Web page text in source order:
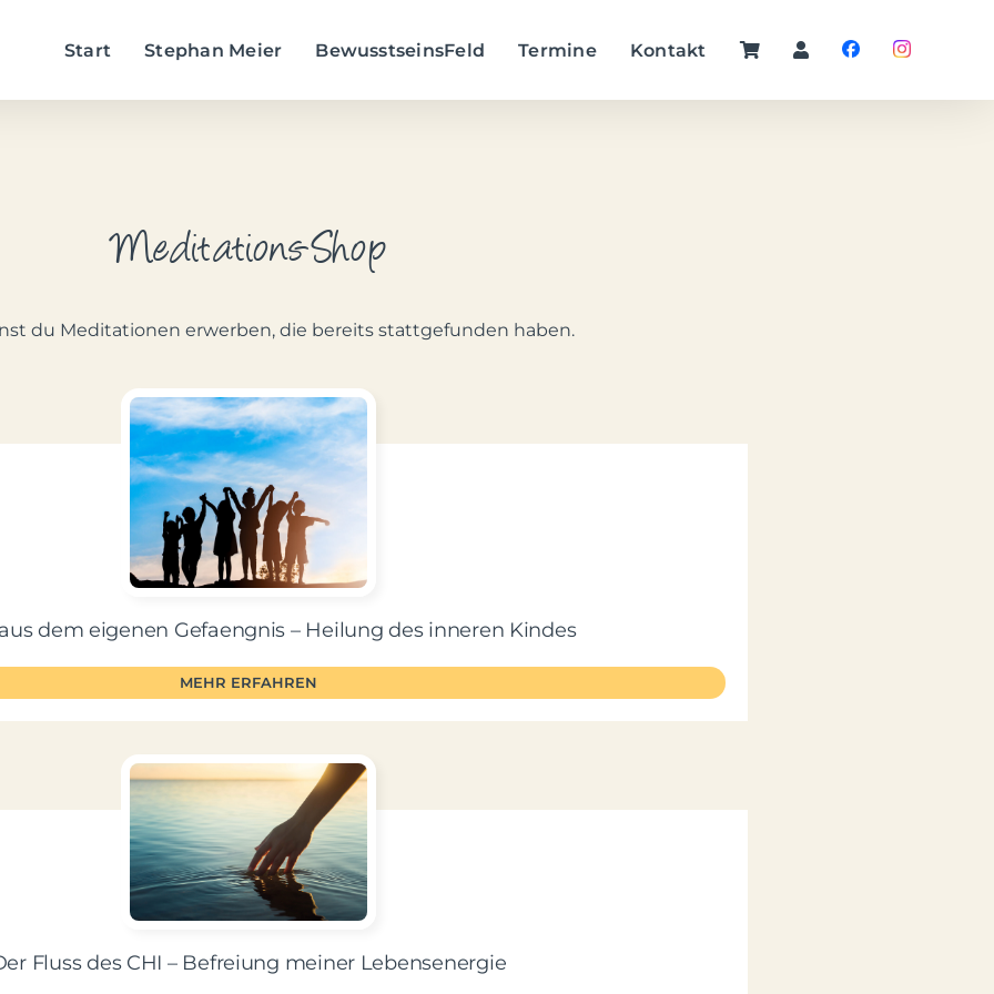
Start Stephan Meier BewusstseinsFeld Termine Kontakt
Meditations-Shop
du Meditationen erwerben, die bereits stattgefunden haben.
dem eigenen Gefaengnis – Heilung des inneren Kindes
MEHR ERFAHREN
Fluss des CHI – Befreiung meiner Lebensenergie